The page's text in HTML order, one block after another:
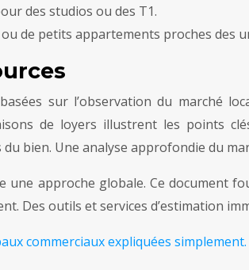
des studios ou des T1.
de petits appartements proches des
sur l’observation du marché
de loyers illustrent les points
bien. Une analyse approfondie du
une approche globale. Ce document
Des outils et services d’estimation
commerciaux expliquées simplement.